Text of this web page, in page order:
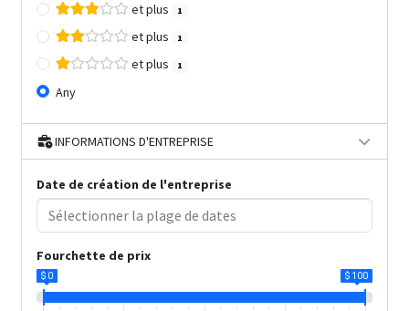
et plus 1
et plus 1
et plus 1
Any
INFORMATIONS D'ENTREPRISE
Date de création de l'entreprise
Fourchette de prix
$ 0 $ 100